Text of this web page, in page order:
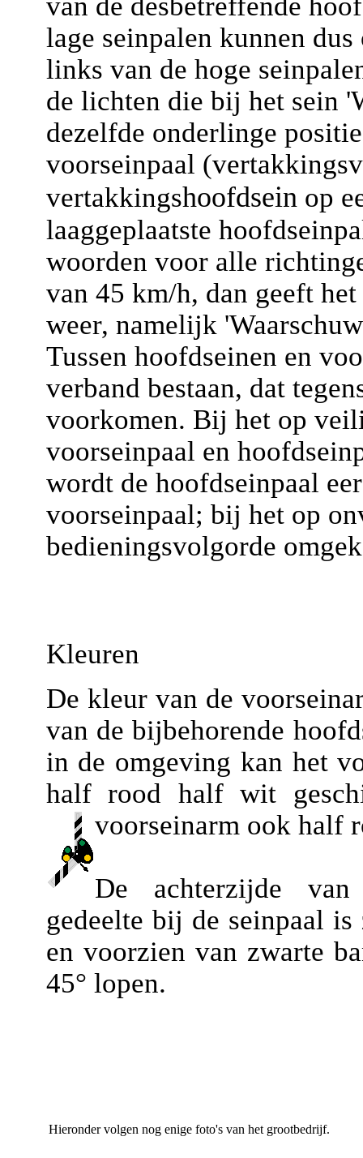
lage seinpalen kunnen
links van de hoge
de lichten die bij het sein
dezelfde onderlinge
voorseinpaal
vertakkingshoofdsein op
laaggeplaatste
woorden voor alle
van 45 km/h, dan geeft
weer, namelijk
Tussen hoofdseinen en
verband bestaan, dat
voorkomen. Bij het op
voorseinpaal en
wordt de hoofdseinpaal
voorseinpaal; bij het op
bedieningsvolgorde
Kleuren
De kleur van de
van de bijbehorende
in de omgeving kan het
half rood half wit
voorseinarm ook half
De achterzijde van
gedeelte bij de seinpaal
en voorzien van zwarte
45° lopen.
Hieronder volgen nog enige foto's van het grootbedrijf.